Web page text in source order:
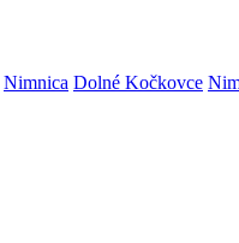
Nimnica Dolné Kočkovce